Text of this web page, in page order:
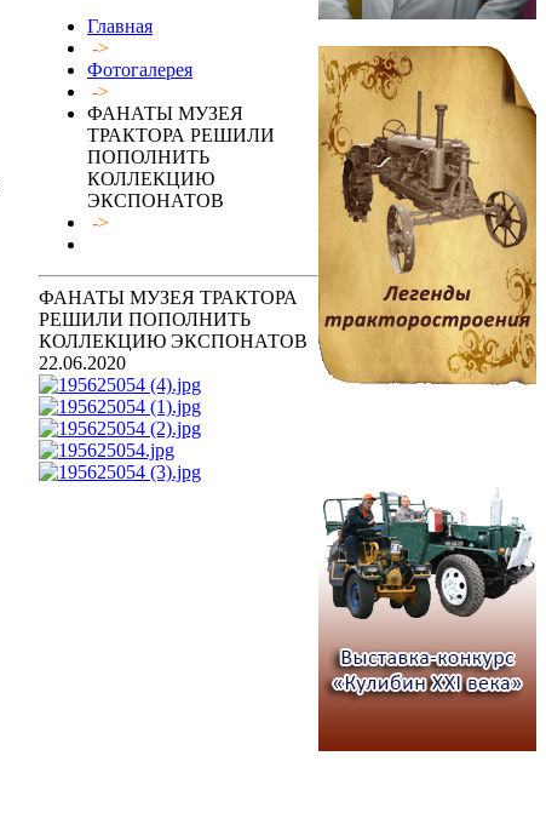
Главная
->
Фотогалерея
->
ФАНАТЫ МУЗЕЯ
ТРАКТОРА РЕШИЛИ
ПОПОЛНИТЬ
КОЛЛЕКЦИЮ
ЭКСПОНАТОВ
->
ФАНАТЫ МУЗЕЯ ТРАКТОРА
РЕШИЛИ ПОПОЛНИТЬ
КОЛЛЕКЦИЮ ЭКСПОНАТОВ
22.06.2020